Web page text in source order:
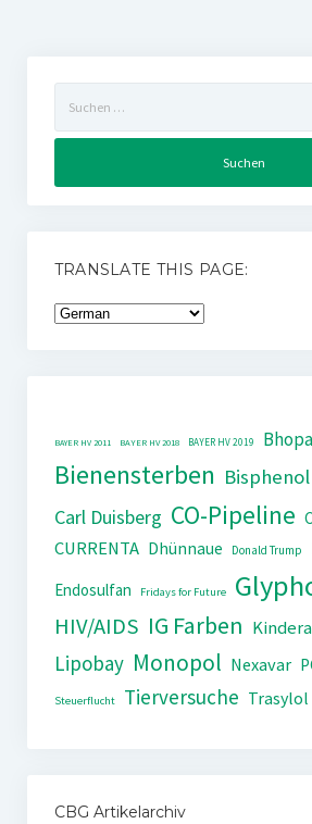
nach:
TRANSLATE THIS PAGE:
BAYER HV 2011 BAYER HV 2018 BAYER HV 2019
Bienensterben Bisphenol
Carl Duisberg CO-Pipeline
CURRENTA Dhünnaue Donald Trump
Endosulfan
Fridays for Future
HIV/AIDS IG Farben
Lipobay Monopol Nexavar
Steuerflucht Tierversuche Trasylol
CBG Artikelarchiv